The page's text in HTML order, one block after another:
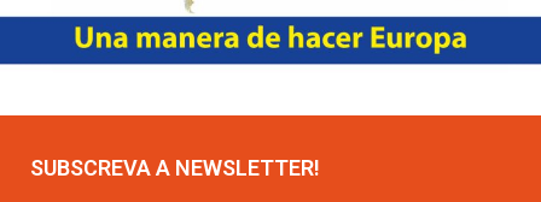
SUBSCREVA A NEWSLETTER!